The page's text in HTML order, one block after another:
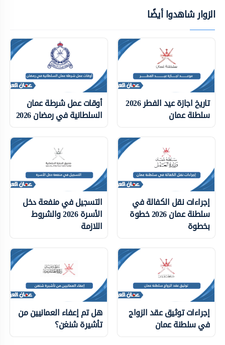
الزوار شاهدوا أيضًا
تاريخ اجازة عيد الفطر 2026
سلطنة عمان
أوقات عمل شرطة عمان
السلطانية في رمضان 2026
إجراءات نقل الكفالة في
سلطنة عمان 2026 خطوة
بخطوة
التسجيل في منفعة دخل
الأسرة 2026 والشروط
اللازمة
إجراءات توثيق عقد الزواج
في سلطنة عمان
هل تم إعفاء العمانيين من
تأشيرة شنغن؟